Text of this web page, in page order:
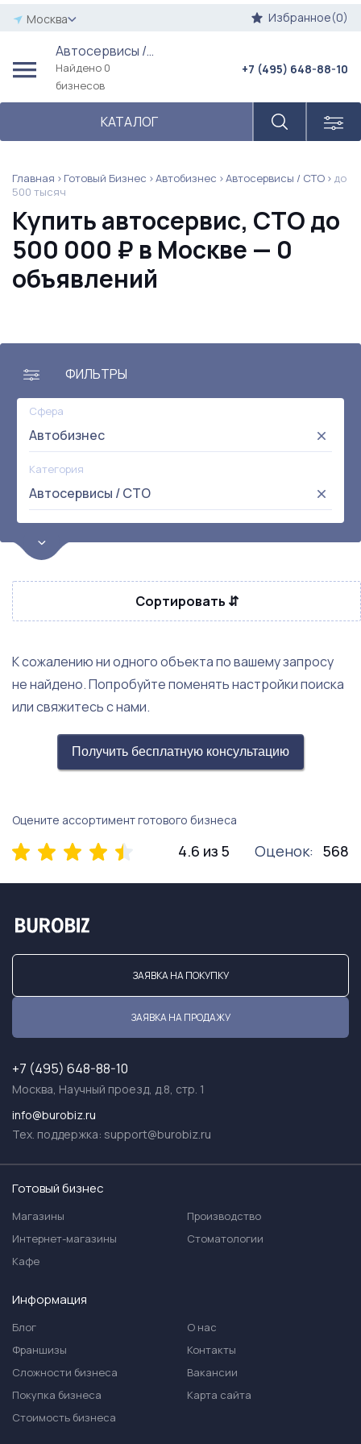
Москва Избранное(0)
Автосервисы / СТО
Найдено 0
бизнесов
КАТАЛОГ
+7 (495) 648-88-10
Главная Готовый Бизнес Автобизнес Автосервисы / СТО
до
500 тысяч
Купить автосервис, СТО до
500 000 ₽ в Москве — 0
объявлений
ФИЛЬТРЫ
Сфера
Автобизнес
Категория
Автосервисы / СТО
Цена
от:
до:
Прибыль
Метро
Сортировать ⇵
К сожалению ни одного объекта по вашему запросу
не найдено. Попробуйте поменять настройки поиска
или свяжитесь с нами.
Получить бесплатную консультацию
Оцените ассортимент готового бизнеса
4.6 из 5 Оценок: 568
ЗАЯВКА НА ПОКУПКУ
ЗАЯВКА НА ПРОДАЖУ
+7 (495) 648-88-10
Москва, Научный проезд, д.8, стр. 1
info@burobiz.ru
Тех. поддержка: support@burobiz.ru
Готовый бизнес
Магазины
Интернет-магазины
Кафе
Производство
Стоматологии
Информация
Блог
Франшизы
Сложности бизнеса
Покупка бизнеса
Стоимость бизнеса
О нас
Контакты
Вакансии
Карта сайта